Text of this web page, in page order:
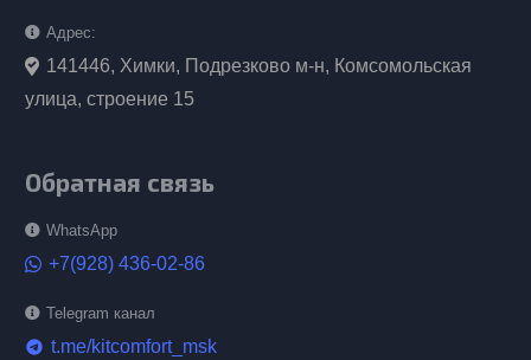
Адрес:
141446, Химки, Подрезково м-н, Комсомольская
улица, строение 15
Обратная связь
WhatsApp
+7(928) 436-02-86
Telegram канал
telegram t.me/kitcomfort_msk